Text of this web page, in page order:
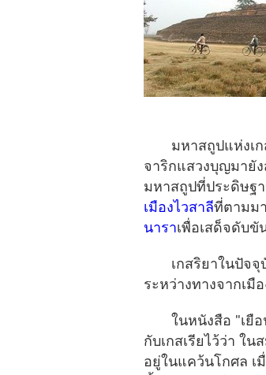
มหาสถูปแห่งเกส
จาริกแสวงบุญมายั
มหาสถูปที่ประดิษฐ
เมืองไวสาลีที่ตามม
นาราเพื่อเสด็จดับ
เกสริยาในปัจจุบั
ระหว่างทางจากเมื
ในหนังสือ "เยือน
กับเกสเรียไว้ว่า ใ
อยู่ในแคว้นโกศล เ